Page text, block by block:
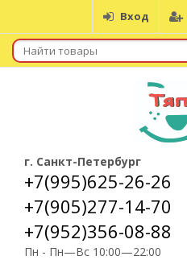
Вход
г. Санкт-Петербург
+7(995)625-26-26
+7(905)277-14-70
+7(952)356-08-88
Пн - Пн—Вс 10:00—22:00